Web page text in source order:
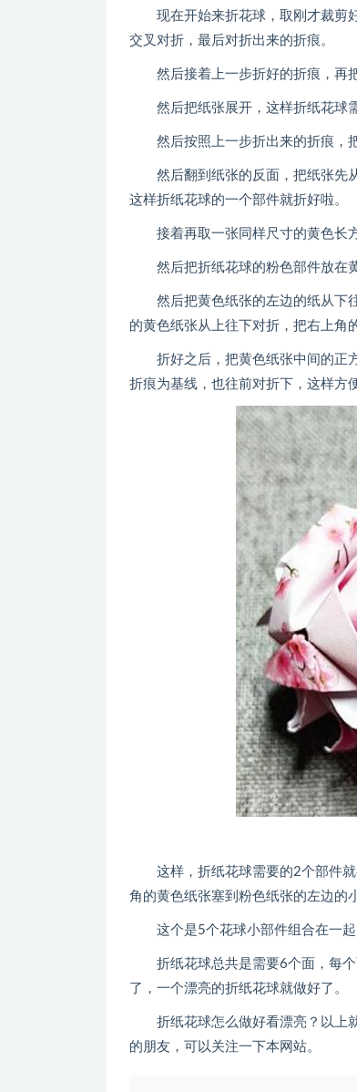
现在开始来折花球，取刚才裁剪好
交叉对折，最后对折出来的折痕。
然后接着上一步折好的折痕，再把
然后把纸张展开，这样折纸花球需
然后按照上一步折出来的折痕，把
然后翻到纸张的反面，把纸张先从
这样折纸花球的一个部件就折好啦。
接着再取一张同样尺寸的黄色长方
然后把折纸花球的粉色部件放在黄
然后把黄色纸张的左边的纸从下往
的黄色纸张从上往下对折，把右上角
折好之后，把黄色纸张中间的正方
折痕为基线，也往前对折下，这样方
这样，折纸花球需要的2个部件就
角的黄色纸张塞到粉色纸张的左边的
这个是5个花球小部件组合在一起
折纸花球总共是需要6个面，每个
了，一个漂亮的折纸花球就做好了。
折纸花球怎么做好看漂亮？以上就
的朋友，可以关注一下本网站。